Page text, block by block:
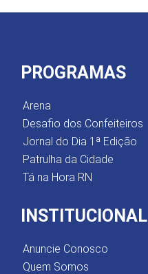
PROGRAMAS
Arena
Desafio dos Confeiteiros
Jornal do Dia 1ª Edição
Patrulha da Cidade
Tá na Hora RN
INSTITUCIONAL
Anuncie Conosco
Quem Somos